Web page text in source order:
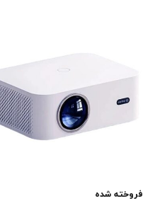
فروخته شده